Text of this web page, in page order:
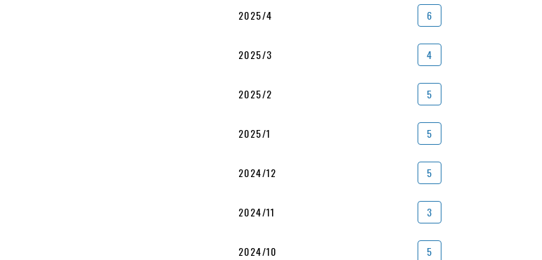
2025/4 6
2025/3 4
2025/2 5
2025/1 5
2024/12 5
2024/11 3
2024/10 5